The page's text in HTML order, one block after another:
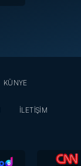
KÜNYE
İLETİŞİM